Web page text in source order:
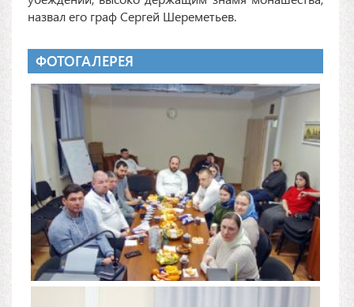
назвал его граф Сергей Шереметьев.
ФОТОГАЛЕРЕЯ